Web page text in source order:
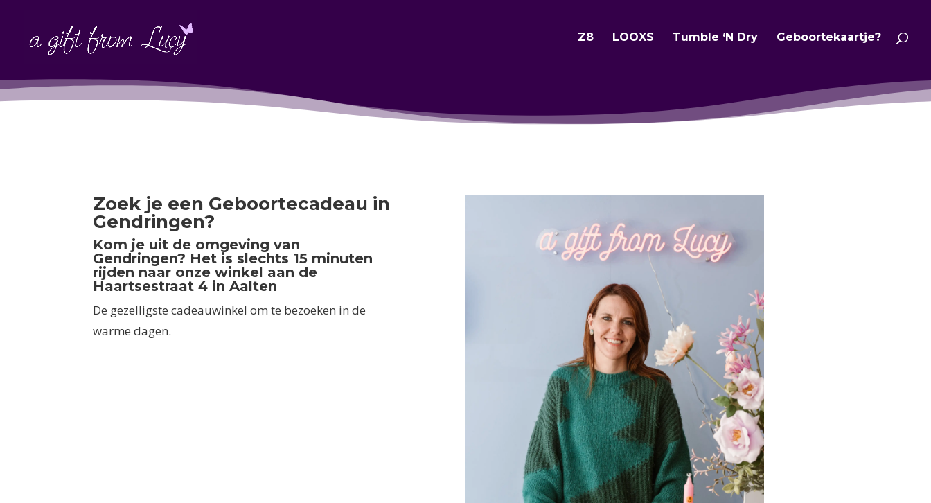
Z8 LOOXS Tumble ‘N Dry Geboortekaartje?
Zoek je een Geboortecadeau in
Gendringen?
Kom je uit de omgeving van
Gendringen? Het is slechts 15 minuten
rijden naar onze winkel aan de
Haartsestraat 4 in Aalten
De gezelligste cadeauwinkel om te bezoeken in de
warme dagen.